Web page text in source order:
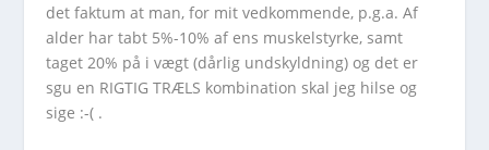
det faktum at man, for mit vedkommende, p.g.a. Af
alder har tabt 5%-10% af ens muskelstyrke, samt
taget 20% på i vægt (dårlig undskyldning) og det er
sgu en RIGTIG TRÆLS kombination skal jeg hilse og
sige :-( .